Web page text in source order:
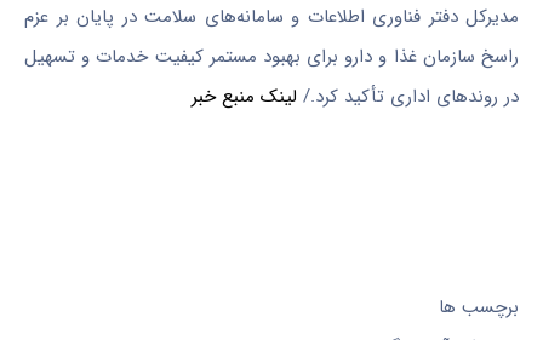
مدیرکل دفتر فناوری اطلاعات و سامانه‌های سلامت در پایان بر عزم
راسخ سازمان غذا و دارو برای بهبود مستمر کیفیت خدمات و تسهیل
در روندهای اداری تأکید کرد./ لینک منبع خبر
برچسب ها